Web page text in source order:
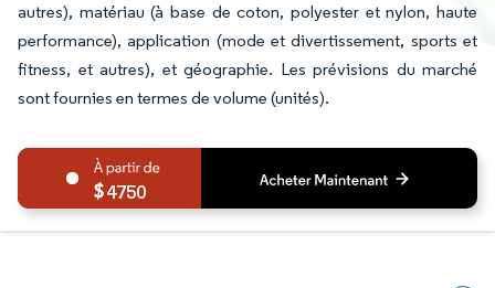
autres), matériau (à base de coton, polyester et nylon, haute
performance), application (mode et divertissement, sports et
fitness, et autres), et géographie. Les prévisions du marché
sont fournies en termes de volume (unités).
4750